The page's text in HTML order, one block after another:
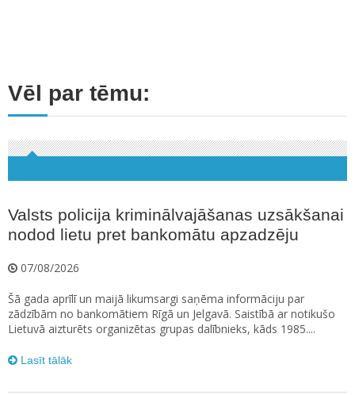
Vēl par tēmu:
Valsts policija kriminālvajāšanas uzsākšanai
nodod lietu pret bankomātu apzadzēju
07/08/2026
Šā gada aprīlī un maijā likumsargi saņēma informāciju par
zādzībām no bankomātiem Rīgā un Jelgavā. Saistībā ar notikušo
Lietuvā aizturēts organizētas grupas dalībnieks, kāds 1985....
Lasīt tālāk